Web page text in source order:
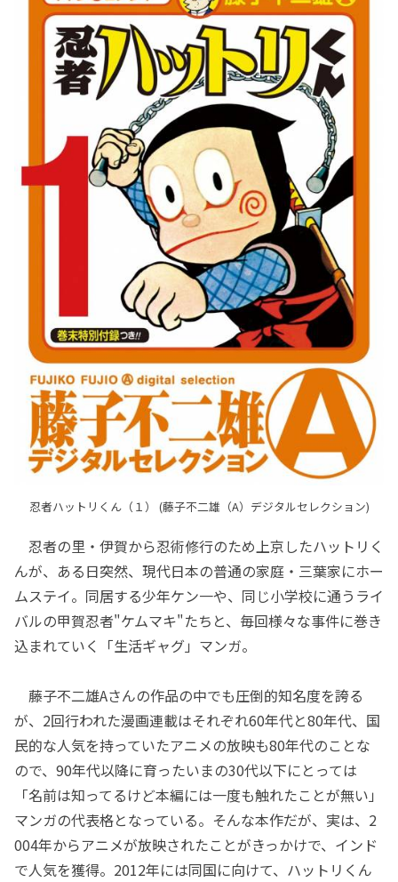
忍者ハットリくん（１） (藤子不二雄（A）デジタルセレクション)
忍者の里・伊賀から忍術修行のため上京したハットリく
んが、ある日突然、現代日本の普通の家庭・三葉家にホー
ムステイ。同居する少年ケン一や、同じ小学校に通うライ
バルの甲賀忍者"ケムマキ"たちと、毎回様々な事件に巻き
込まれていく「生活ギャグ」マンガ。
藤子不二雄Aさんの作品の中でも圧倒的知名度を誇る
が、2回行われた漫画連載はそれぞれ60年代と80年代、国
民的な人気を持っていたアニメの放映も80年代のことな
ので、90年代以降に育ったいまの30代以下にとっては
「名前は知ってるけど本編には一度も触れたことが無い」
マンガの代表格となっている。そんな本作だが、実は、2
004年からアニメが放映されたことがきっかけで、インド
で人気を獲得。2012年には同国に向けて、ハットリくん